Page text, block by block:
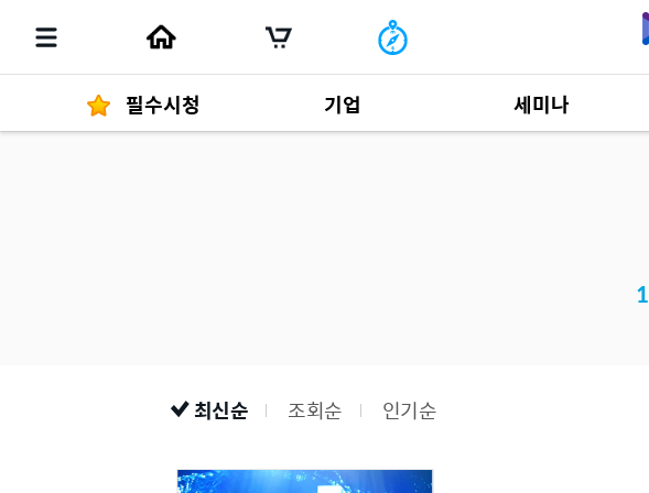
필수시청 기업 세미나
1
최신순 조회순 인기순